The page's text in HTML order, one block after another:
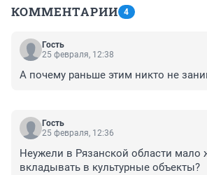
КОММЕНТАРИИ 4
Гость
25 февраля, 12:38
А почему раньше этим никто не
Гость
25 февраля, 12:36
Неужели в Рязанской области
вкладывать в культурные объекты?